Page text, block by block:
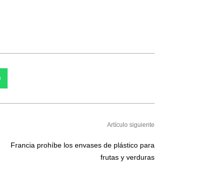
Artículo siguiente
Francia prohíbe los envases de plástico para
frutas y verduras